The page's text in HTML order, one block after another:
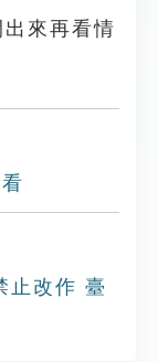
來再看情
止改作 臺